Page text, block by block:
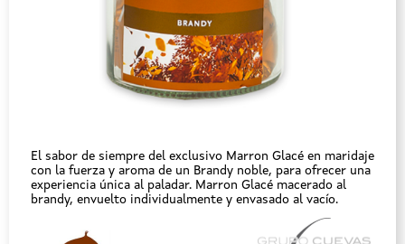
El sabor de siempre del exclusivo Marron Glacé en maridaje
con la fuerza y aroma de un Brandy noble, para ofrecer una
experiencia única al paladar. Marron Glacé macerado al
brandy, envuelto individualmente y envasado al vacío.